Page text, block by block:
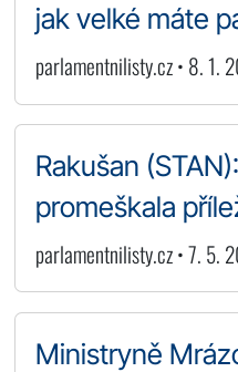
jak velké máte
parlamentnilisty.cz • 8. 1.
Rakušan
promeškala
parlamentnilisty.cz • 7. 5.
Ministryně